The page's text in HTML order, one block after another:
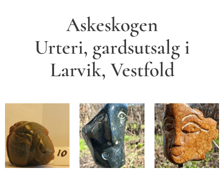
Askeskogen
Urteri, gardsutsalg i
Larvik, Vestfold